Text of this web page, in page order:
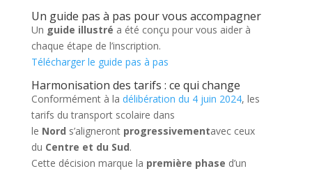
Un guide pas à pas pour vous accompagner
Un guide illustré a été conçu pour vous aider à
chaque étape de l’inscription.
Télécharger le guide pas à pas
Harmonisation des tarifs : ce qui change
Conformément à la délibération du 4 juin 2024, les
tarifs du transport scolaire dans
le Nord s’aligneront progressivementavec ceux
du Centre et du Sud.
Cette décision marque la première phase d’un